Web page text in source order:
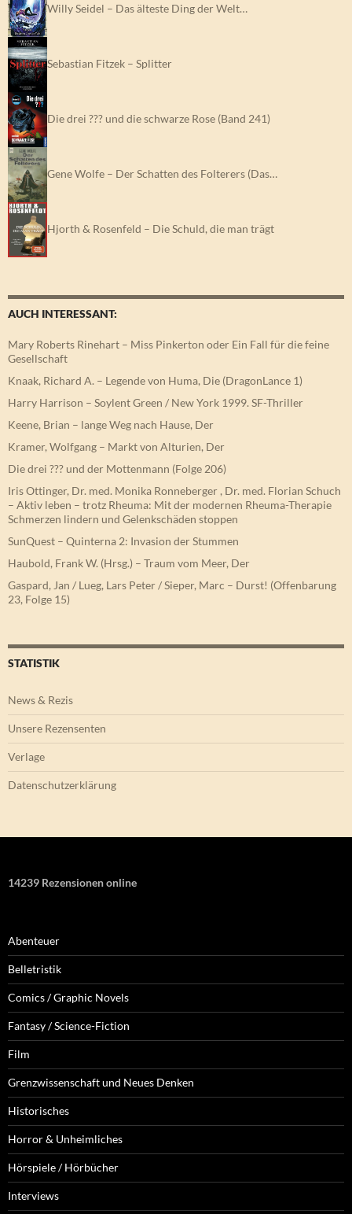
Willy Seidel – Das älteste Ding der Welt…
Sebastian Fitzek – Splitter
Die drei ??? und die schwarze Rose (Band 241)
Gene Wolfe – Der Schatten des Folterers (Das…
Hjorth & Rosenfeld – Die Schuld, die man trägt
AUCH INTERESSANT:
Mary Roberts Rinehart – Miss Pinkerton oder Ein Fall für die feine
Gesellschaft
Knaak, Richard A. – Legende von Huma, Die (DragonLance 1)
Harry Harrison – Soylent Green / New York 1999. SF-Thriller
Keene, Brian – lange Weg nach Hause, Der
Kramer, Wolfgang – Markt von Alturien, Der
Die drei ??? und der Mottenmann (Folge 206)
Iris Ottinger, Dr. med. Monika Ronneberger , Dr. med. Florian Schuch
– Aktiv leben – trotz Rheuma: Mit der modernen Rheuma-Therapie
Schmerzen lindern und Gelenkschäden stoppen
SunQuest – Quinterna 2: Invasion der Stummen
Haubold, Frank W. (Hrsg.) – Traum vom Meer, Der
Gaspard, Jan / Lueg, Lars Peter / Sieper, Marc – Durst! (Offenbarung
23, Folge 15)
STATISTIK
News & Rezis
Unsere Rezensenten
Verlage
Datenschutzerklärung
14239 Rezensionen online
Abenteuer
Belletristik
Comics / Graphic Novels
Fantasy / Science-Fiction
Film
Grenzwissenschaft und Neues Denken
Historisches
Horror & Unheimliches
Hörspiele / Hörbücher
Interviews